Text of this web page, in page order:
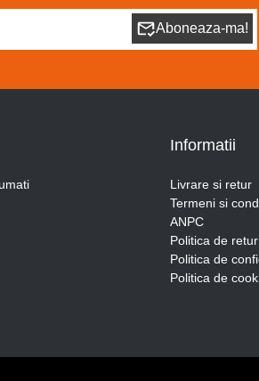
Aboneaza-ma!
Informatii
Livrare si retur
Termeni si
ANPC
Politica de retur
Politica de
Politica de